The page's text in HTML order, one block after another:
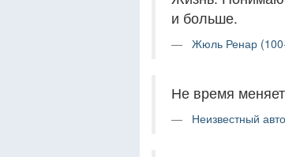
и больше.
Жюль Ренар
Не время
Неизвестный